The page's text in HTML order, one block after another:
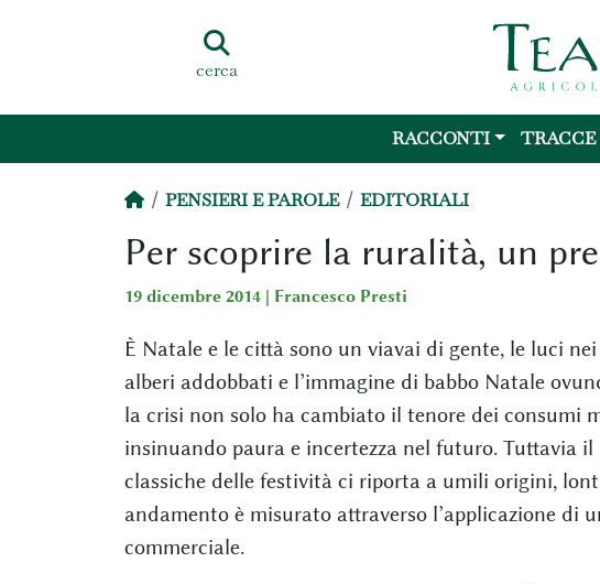
cerca
RACCONTI TRACCE
PENSIERI E PAROLE EDITORIALI
Per scoprire la ruralità, un
19 dicembre 2014 | Francesco Presti
È Natale e le città sono un viavai di gente, le luci
alberi addobbati e l’immagine di babbo Natale
la crisi non solo ha cambiato il tenore dei consumi
insinuando paura e incertezza nel futuro. Tuttavia il
classiche delle festività ci riporta a umili origini,
andamento è misurato attraverso l’applicazione di
commerciale.